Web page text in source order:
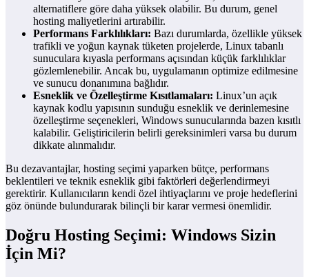
alternatiflere göre daha yüksek olabilir. Bu durum, genel
hosting maliyetlerini artırabilir.
Performans Farklılıkları: Bazı durumlarda, özellikle yüksek
trafikli ve yoğun kaynak tüketen projelerde, Linux tabanlı
sunuculara kıyasla performans açısından küçük farklılıklar
gözlemlenebilir. Ancak bu, uygulamanın optimize edilmesine
ve sunucu donanımına bağlıdır.
Esneklik ve Özelleştirme Kısıtlamaları: Linux’un açık
kaynak kodlu yapısının sunduğu esneklik ve derinlemesine
özelleştirme seçenekleri, Windows sunucularında bazen kısıtlı
kalabilir. Geliştiricilerin belirli gereksinimleri varsa bu durum
dikkate alınmalıdır.
Bu dezavantajlar, hosting seçimi yaparken bütçe, performans
beklentileri ve teknik esneklik gibi faktörleri değerlendirmeyi
gerektirir. Kullanıcıların kendi özel ihtiyaçlarını ve proje hedeflerini
göz önünde bulundurarak bilinçli bir karar vermesi önemlidir.
Doğru Hosting Seçimi: Windows Sizin
İçin Mi?